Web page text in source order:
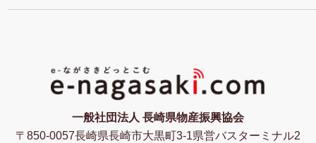
一般社団法人 長崎県物産振興協会
〒850-0057長崎県長崎市大黒町3-1県営バスターミナル2